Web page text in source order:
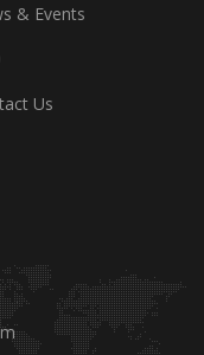
& Events
Us